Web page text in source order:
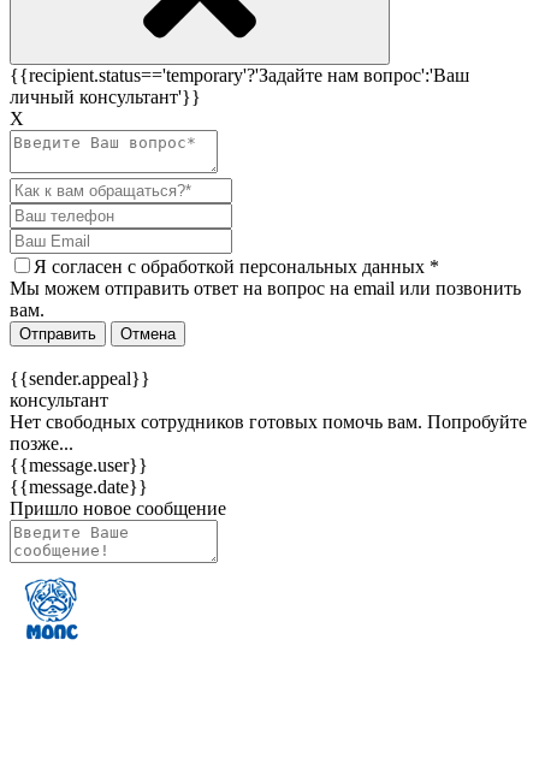
{{recipient.status=='temporary'?'Задайте нам вопрос':'Ваш
личный консультант'}}
Х
Я согласен c обработкой персональных данных *
Мы можем отправить ответ на вопрос на email или позвонить
вам.
Отправить Отмена
{{sender.appeal}}
консультант
Нет свободных сотрудников готовых помочь вам. Попробуйте
позже...
{{message.user}}
{{message.date}}
Пришло новое сообщение